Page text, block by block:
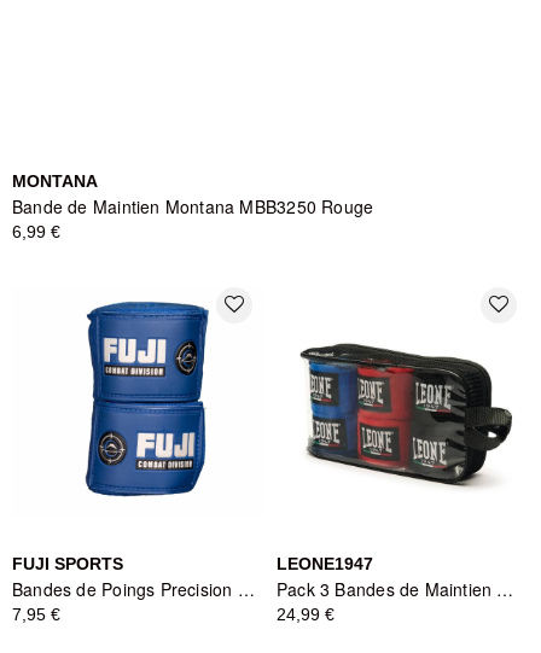
MONTANA
Bande de Maintien Montana MBB3250 Rouge
6,99 €
favorite_border
FUJI SPORTS
Bandes de Poings Precision Bleues - Fuji Sports
7,95 €
favorite_border
LEONE1947
Pack 3 Bandes de Maintien Tricolore - Leone1947
24,99 €